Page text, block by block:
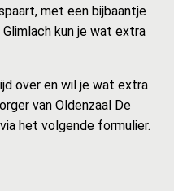
met een bijbaantje
kun je wat extra
over en wil je wat extra
van Oldenzaal De
het volgende formulier.